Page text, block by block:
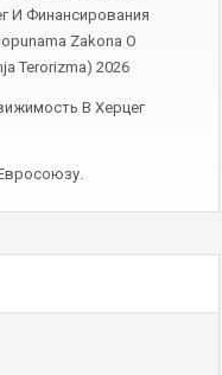
И Финансирования
Zakona O
Terorizma) 2026
В Херцег